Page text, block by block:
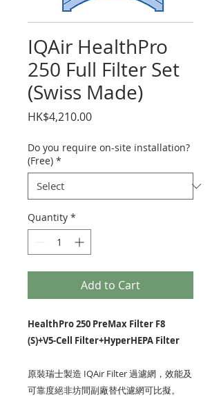
IQAir HealthPro
250 Full Filter Set
(Swiss Made)
HK$4,210.00Price
Do you require on-site installation?
(Free) *
Quantity *
Add to Cart
HealthPro 250 PreMax Filter F8
(S)+V5-Cell Filter+HyperHEPA Filter
原裝瑞士製造 IQAir Filter 過濾網，效能及
可靠度絕非坊間副廠替代濾網可比擬。